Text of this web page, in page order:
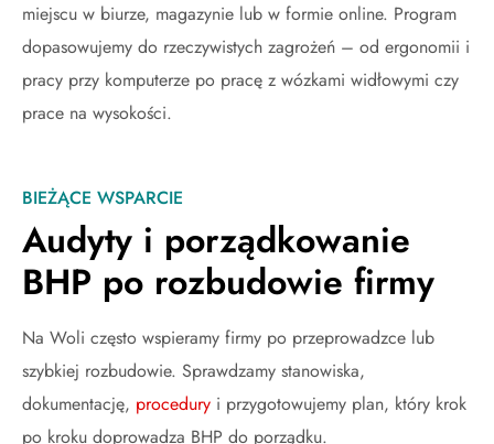
miejscu w biurze, magazynie lub w formie online. Program
dopasowujemy do rzeczywistych zagrożeń – od ergonomii i
pracy przy komputerze po pracę z wózkami widłowymi czy
prace na wysokości.
BIEŻĄCE WSPARCIE
Audyty i porządkowanie
BHP po rozbudowie firmy
Na Woli często wspieramy firmy po przeprowadzce lub
szybkiej rozbudowie. Sprawdzamy stanowiska,
dokumentację, procedury i przygotowujemy plan, który krok
po kroku doprowadza BHP do porządku.